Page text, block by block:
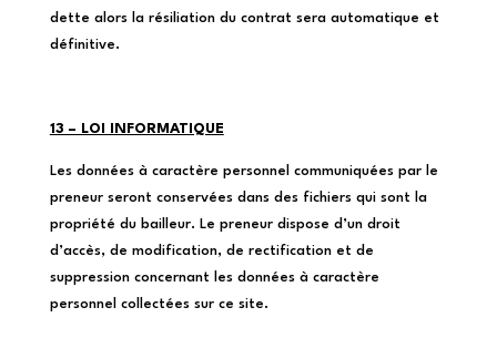
dette alors la résiliation du contrat sera automatique et
définitive.
13 – LOI INFORMATIQUE
Les données à caractère personnel communiquées par le
preneur seront conservées dans des fichiers qui sont la
propriété du bailleur. Le preneur dispose d’un droit
d’accès, de modification, de rectification et de
suppression concernant les données à caractère
personnel collectées sur ce site.